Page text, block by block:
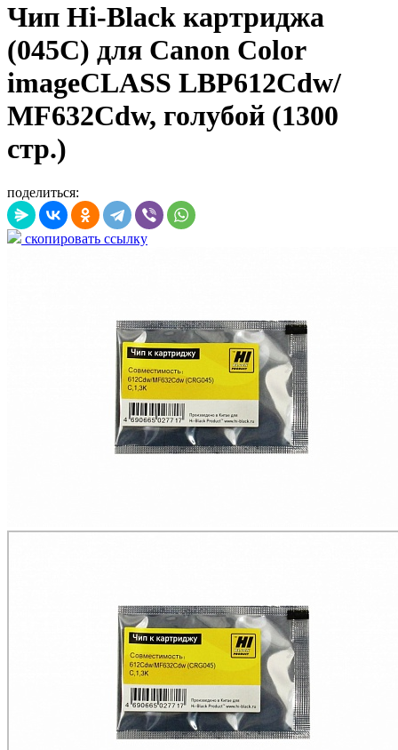
Чип Hi-Black картриджа
(045C) для Canon Color
imageCLASS LBP612Cdw/
MF632Cdw, голубой (1300
стр.)
поделиться:
скопировать ссылку